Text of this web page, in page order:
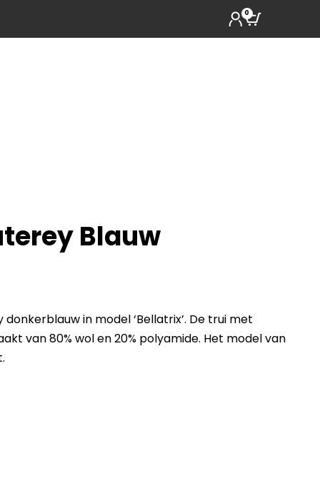
0
Blauw
in model ‘Bellatrix’. De trui met
van 80% wol en 20% polyamide. Het model van